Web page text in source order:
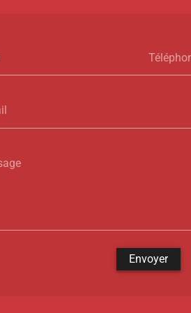
Envoyer